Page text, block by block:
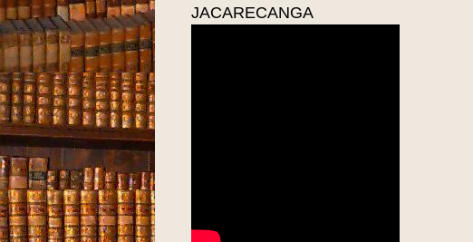
JACARECANGA